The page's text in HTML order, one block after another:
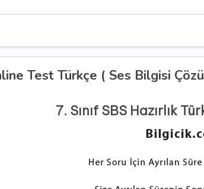
Test Türkçe ( Ses Bilgisi
7. Sınıf SBS Hazırlık